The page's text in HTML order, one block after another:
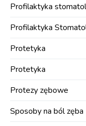
Profilaktyka
Profilaktyka
Protetyka
Protetyka
Protezy zębowe
Sposoby na ból zęba